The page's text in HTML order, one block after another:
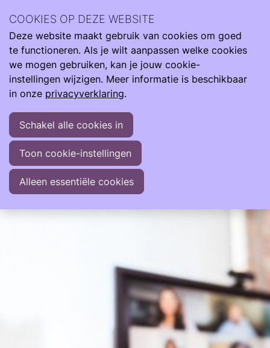
Over Ouders | Weer Thuis gesprek
wo
01
jul
Ouders | Weer Thuis gesprek
Elke maand organiseert Care4Neo vanuit Ouders
voor Ouders een online "Weer Thuis" gesprek via
Teams.
COOKIES OP DEZE WEBSITE
Deze website maakt gebruik van cookies om goed
te functioneren. Als je wilt aanpassen welke cookies
we mogen gebruiken, kan je jouw cookie-
instellingen wijzigen. Meer informatie is beschikbaar
in onze privacyverklaring.
Schakel alle cookies in
Toon cookie-instellingen
Alleen essentiële cookies